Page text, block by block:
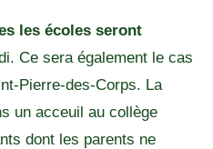
les écoles seront
Ce sera également le cas
Pierre-des-Corps. La
un acceuil au collège
dont les parents ne